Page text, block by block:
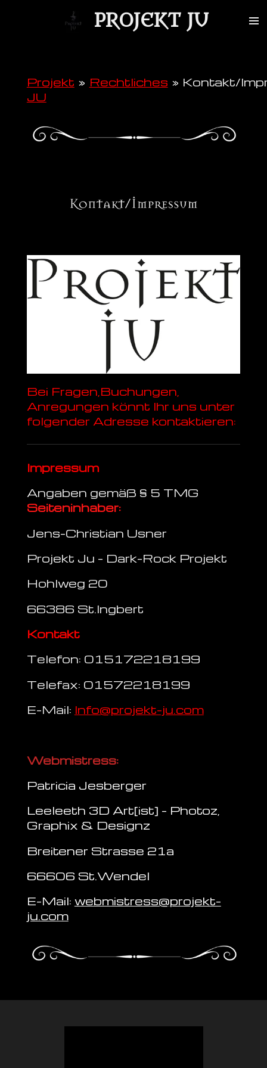
PROJEKT JU
Projekt
JU
» Rechtliches » Kontakt/
Bei Fragen,Buchungen,
Anregungen könnt Ihr uns unter
folgender Adresse kontaktieren:
Impressum
Angaben gemäß § 5 TMG
Seiteninhaber:
Jens-Christian Usner
Projekt Ju - Dark-Rock Projekt
Hohlweg 20
66386 St.Ingbert
Kontakt
Telefon: 015172218199
Telefax: 01572218199
E-Mail: Info@projekt-ju.com
Webmistress:
Patricia Jesberger
Leeleeth 3D Art[ist] - Photoz,
Graphix & Designz
Breitener Strasse 21a
66606 St.Wendel
E-Mail: webmistress@projekt-
ju.com